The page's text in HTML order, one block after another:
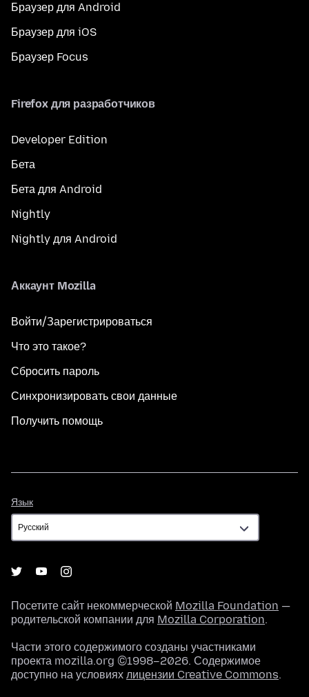
Браузер для Android
Браузер для iOS
Браузер Focus
Firefox для разработчиков
Developer Edition
Бета
Бета для Android
Nightly
Nightly для Android
Аккаунт Mozilla
Войти/Зарегистрироваться
Что это такое?
Сбросить пароль
Синхронизировать свои данные
Получить помощь
Язык
Посетите сайт некоммерческой Mozilla Foundation —
родительской компании для Mozilla Corporation.
Части этого содержимого созданы участниками
проекта mozilla.org ©1998–2026. Содержимое
доступно на условиях лицензии Creative Commons.